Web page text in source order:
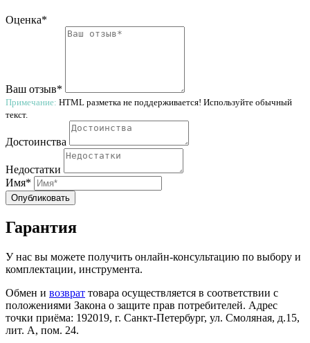
Оценка*
Ваш отзыв*
Примечание: HTML разметка не поддерживается! Используйте обычный
текст.
Достоинства
Недостатки
Имя*
Опубликовать
Гарантия
У нас вы можете получить онлайн-консультацию по выбору и
комплектации, инструмента.
Обмен и возврат товара осуществляется в соответствии с
положениями Закона о защите прав потребителей. Адрес
точки приёма: 192019, г. Санкт-Петербург, ул. Смоляная, д.15,
лит. А, пом. 24.